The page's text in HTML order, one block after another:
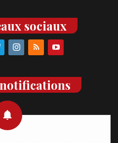
sociaux
notifications